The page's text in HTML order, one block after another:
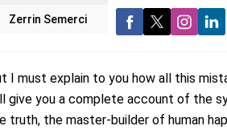
Zerrin Semerci
I must explain to you how all this
give you a complete account of the
truth, the master-builder of human